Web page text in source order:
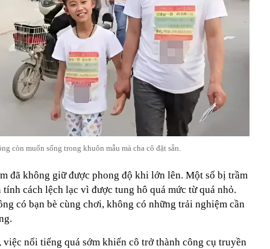
còn muốn sống trong khuôn mẫu mà cha cô đặt sẵn.
đã không giữ được phong độ khi lớn lên. Một số bị trầm
cách lệch lạc vì được tung hô quá mức từ quá nhỏ.
có bạn bè cùng chơi, không có những trải nghiệm cần
nổi tiếng quá sớm khiến cô trở thành công cụ truyền